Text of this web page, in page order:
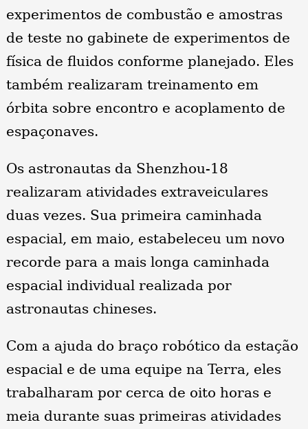
experimentos de combustão e amostras
de teste no gabinete de experimentos de
física de fluidos conforme planejado. Eles
também realizaram treinamento em
órbita sobre encontro e acoplamento de
espaçonaves.
Os astronautas da Shenzhou-18
realizaram atividades extraveiculares
duas vezes. Sua primeira caminhada
espacial, em maio, estabeleceu um novo
recorde para a mais longa caminhada
espacial individual realizada por
astronautas chineses.
Com a ajuda do braço robótico da estação
espacial e de uma equipe na Terra, eles
trabalharam por cerca de oito horas e
meia durante suas primeiras atividades